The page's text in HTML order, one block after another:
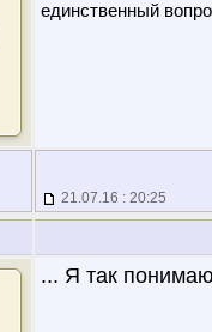
единственный
21.07.16 : 20:25
... Я так